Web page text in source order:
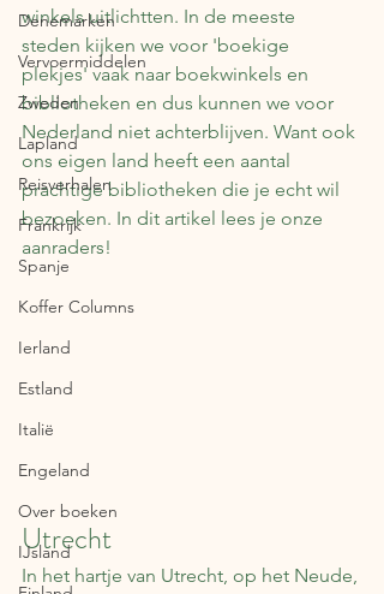
Denemarken
Vervoermiddelen
Zweden
Lapland
Reisverhalen
Frankrijk
Spanje
Koffer Columns
Ierland
Estland
Italië
Engeland
Over boeken
IJsland
winkels uitlichtten. In de meeste
steden kijken we voor 'boekige
plekjes' vaak naar boekwinkels en
bibliotheken en dus kunnen we voor
Nederland niet achterblijven. Want ook
ons eigen land heeft een aantal
prachtige bibliotheken die je echt wil
bezoeken. In dit artikel lees je onze
aanraders!
Utrecht
In het hartje van Utrecht, op het Neude,